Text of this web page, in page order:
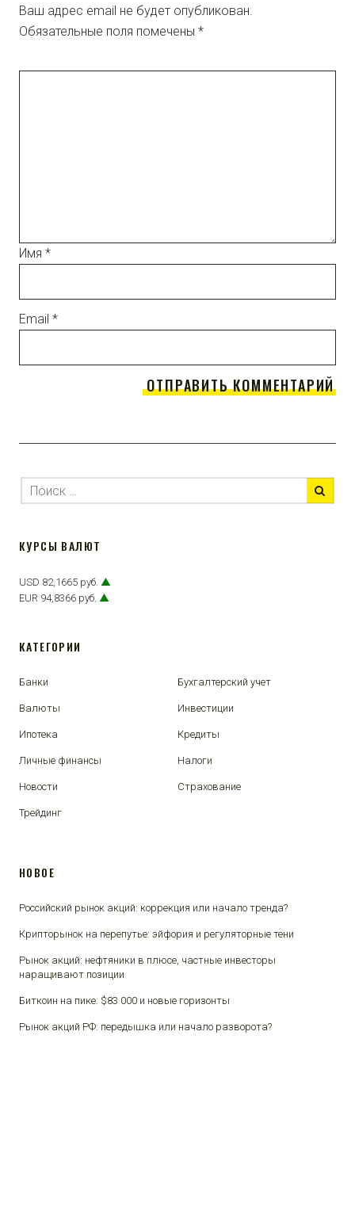
Ваш адрес email не будет опубликован.
Обязательные поля помечены *
Имя *
Email *
КУРСЫ ВАЛЮТ
USD 82,1665 руб. ▲
EUR 94,8366 руб. ▲
КАТЕГОРИИ
Банки Бухгалтерский учет
Валюты Инвестиции
Ипотека Кредиты
Личные финансы Налоги
Новости Страхование
Трейдинг
НОВОЕ
Российский рынок акций: коррекция или начало тренда?
Крипторынок на перепутье: эйфория и регуляторные тени
Рынок акций: нефтяники в плюсе, частные инвесторы
наращивают позиции
Биткоин на пике: $83 000 и новые горизонты
Рынок акций РФ: передышка или начало разворота?